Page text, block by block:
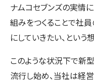
ナムコセブンズの実情
組みをつくることで社
にしていきたい、という
このような状況下で新
流行し始め、当社は経